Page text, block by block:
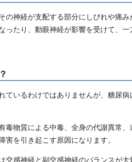
神経が支配する部分にしびれや痛み
たり、動眼神経が影響を受けて、一
いるわけではありませんが、糖尿
毒物質による中毒、全身の代謝異常
を引き起こす原因になります。
感神経と副交感神経のバランスが